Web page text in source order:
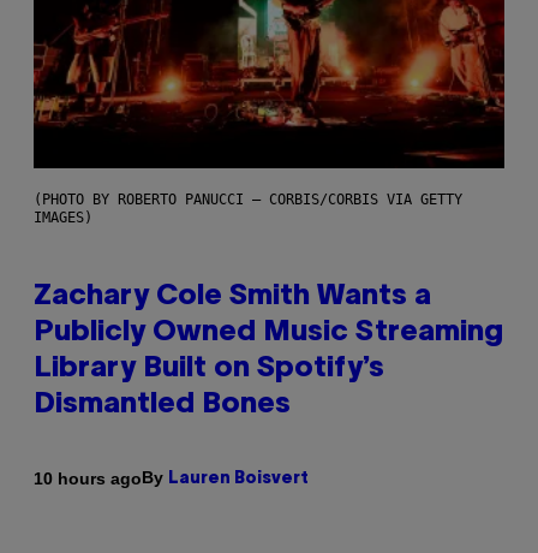
(PHOTO BY ROBERTO PANUCCI – CORBIS/CORBIS VIA GETTY
IMAGES)
Zachary Cole Smith Wants a
Publicly Owned Music Streaming
Library Built on Spotify’s
Dismantled Bones
10 hours agoBy Lauren Boisvert